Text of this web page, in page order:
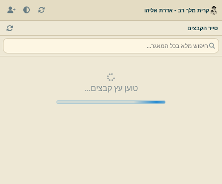
קרית מלך רב - אדרת אליהו
סייר הקבצים
טוען עץ קבצים...